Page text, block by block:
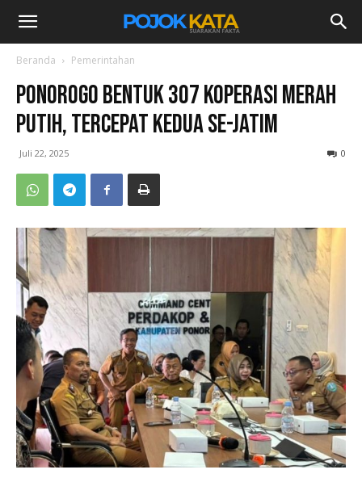
Beranda Pemerintahan
Ponorogo Bentuk 307 Koperasi Merah
Putih, Tercepat Kedua se-Jatim
Juli 22, 2025 0